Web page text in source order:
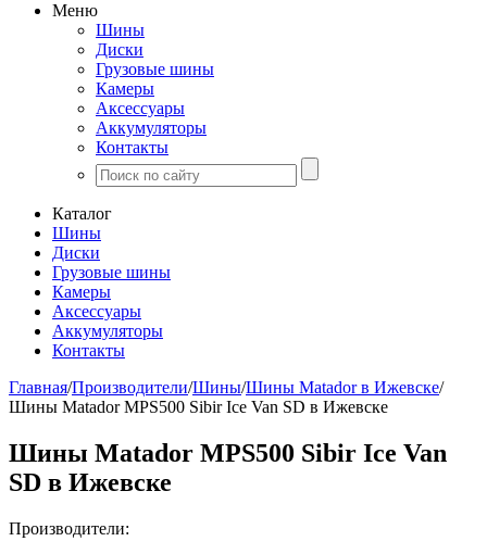
Меню
Шины
Диски
Грузовые шины
Камеры
Аксессуары
Аккумуляторы
Контакты
Каталог
Шины
Диски
Грузовые шины
Камеры
Аксессуары
Аккумуляторы
Контакты
Главная/Производители/Шины/Шины Matador в Ижевске/
Шины Matador MPS500 Sibir Ice Van SD в Ижевске
Шины Matador MPS500 Sibir Ice Van
SD в Ижевске
Производители: